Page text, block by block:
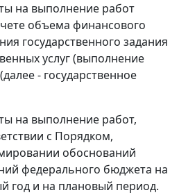
на выполнение работ
объема финансового
государственного задания
услуг (выполнение
- государственное
на выполнение работ,
с Порядком,
обоснований
федерального бюджета на
год и на плановый период.